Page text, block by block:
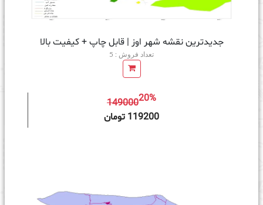
جدیدترین نقشه شهر اوز | قابل چاپ + کیفیت بالا
تعداد فروش : 5
14900020%
119200 تومان